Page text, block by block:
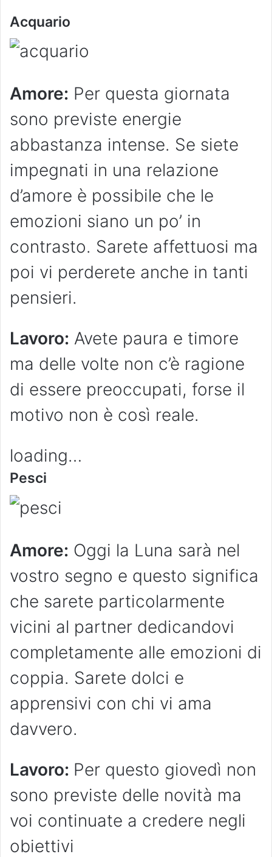
Acquario
Amore: Per questa giornata
sono previste energie
abbastanza intense. Se siete
impegnati in una relazione
d’amore è possibile che le
emozioni siano un po’ in
contrasto. Sarete affettuosi ma
poi vi perderete anche in tanti
pensieri.
Lavoro: Avete paura e timore
ma delle volte non c’è ragione
di essere preoccupati, forse il
motivo non è così reale.
loading…
Pesci
Amore: Oggi la Luna sarà nel
vostro segno e questo significa
che sarete particolarmente
vicini al partner dedicandovi
completamente alle emozioni di
coppia. Sarete dolci e
apprensivi con chi vi ama
davvero.
Lavoro: Per questo giovedì non
sono previste delle novità ma
voi continuate a credere negli
obiettivi